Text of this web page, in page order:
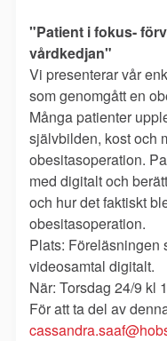
"Patient i fokus-
vårdkedjan"
Vi presenterar vår
som genomgått en
Många patienter
självbilden, kost och
obesitasoperation.
med digitalt och
och hur det faktiskt
obesitasoperation.
Plats: Föreläsningen
videosamtal digitalt.
När: Torsdag 24/9 kl
För att ta del av